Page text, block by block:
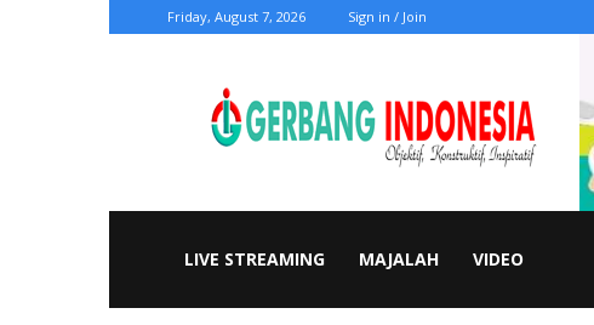
Friday, August 7, 2026 Sign in / Join
Indonesia
LIVE STREAMING MAJALAH VIDEO